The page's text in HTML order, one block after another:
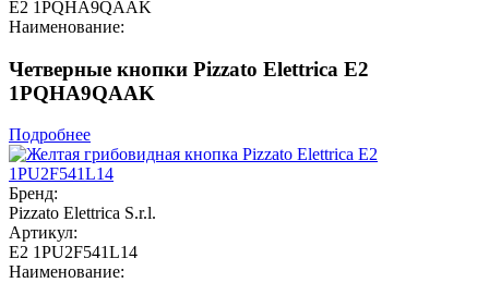
E2 1PQHA9QAAK
Наименование:
Четверные кнопки Pizzato Elettrica E2
1PQHA9QAAK
Подробнее
Бренд:
Pizzato Elettrica S.r.l.
Артикул:
E2 1PU2F541L14
Наименование: